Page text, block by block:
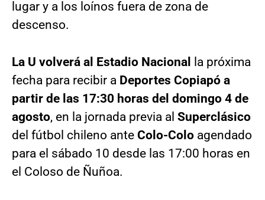
lugar y a los loínos fuera de zona de
descenso.
La U volverá al Estadio Nacional
la próxima
fecha para recibir a Deportes Copiapó a
partir de las 17:30 horas del domingo 4 de
agosto, en la jornada previa al Superclásico
del fútbol chileno ante Colo-Colo agendado
para el sábado 10 desde las 17:00 horas en
el Coloso de Ñuñoa.